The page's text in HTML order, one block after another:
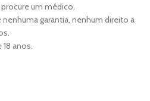
um médico.
garantia, nenhum direito a
anos.